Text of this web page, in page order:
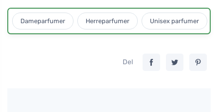
Dameparfumer Herreparfumer Unisex parfumer
Del